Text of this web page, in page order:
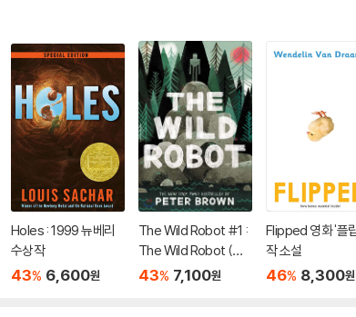
Holes : 1999 뉴베리
수상작
43% 6,600원
The Wild Robot #1 :
The Wild Robot (미
국판)
43% 7,100원
Flipped 영화 '플
작 소설
46% 8,300원